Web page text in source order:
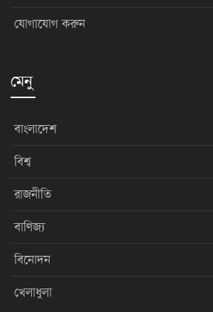
যোগাযোগ করুন
মেনু
বাংলাদেশ
বিশ্ব
রাজনীতি
বাণিজ্য
বিনোদন
খেলাধুলা